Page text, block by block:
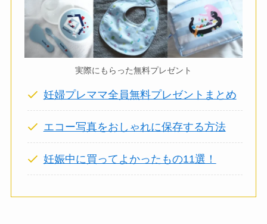
実際にもらった無料プレゼント
妊婦プレママ全員無料プレゼントまとめ
エコー写真をおしゃれに保存する方法
妊娠中に買ってよかったもの11選！